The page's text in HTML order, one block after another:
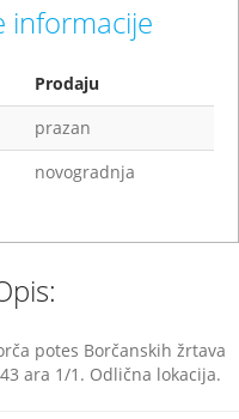
Prodaju
prazan
novogradnja
potes Borčanskih žrtava
ara 1/1. Odlična lokacija.